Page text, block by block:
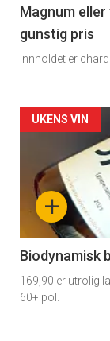
3
Magnum eller
gunstig pris
Innholdet er
Forsiden
akkurat
nå
4
+
UKENS VIN
Biodynamisk
169,90 er utrolig
60+ pol.